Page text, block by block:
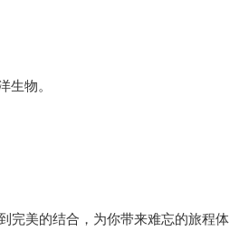
物。
完美的结合，为你带来难忘的旅程体